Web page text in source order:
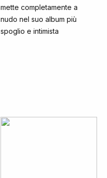
mette completamente a
nudo nel suo album più
spoglio e intimista